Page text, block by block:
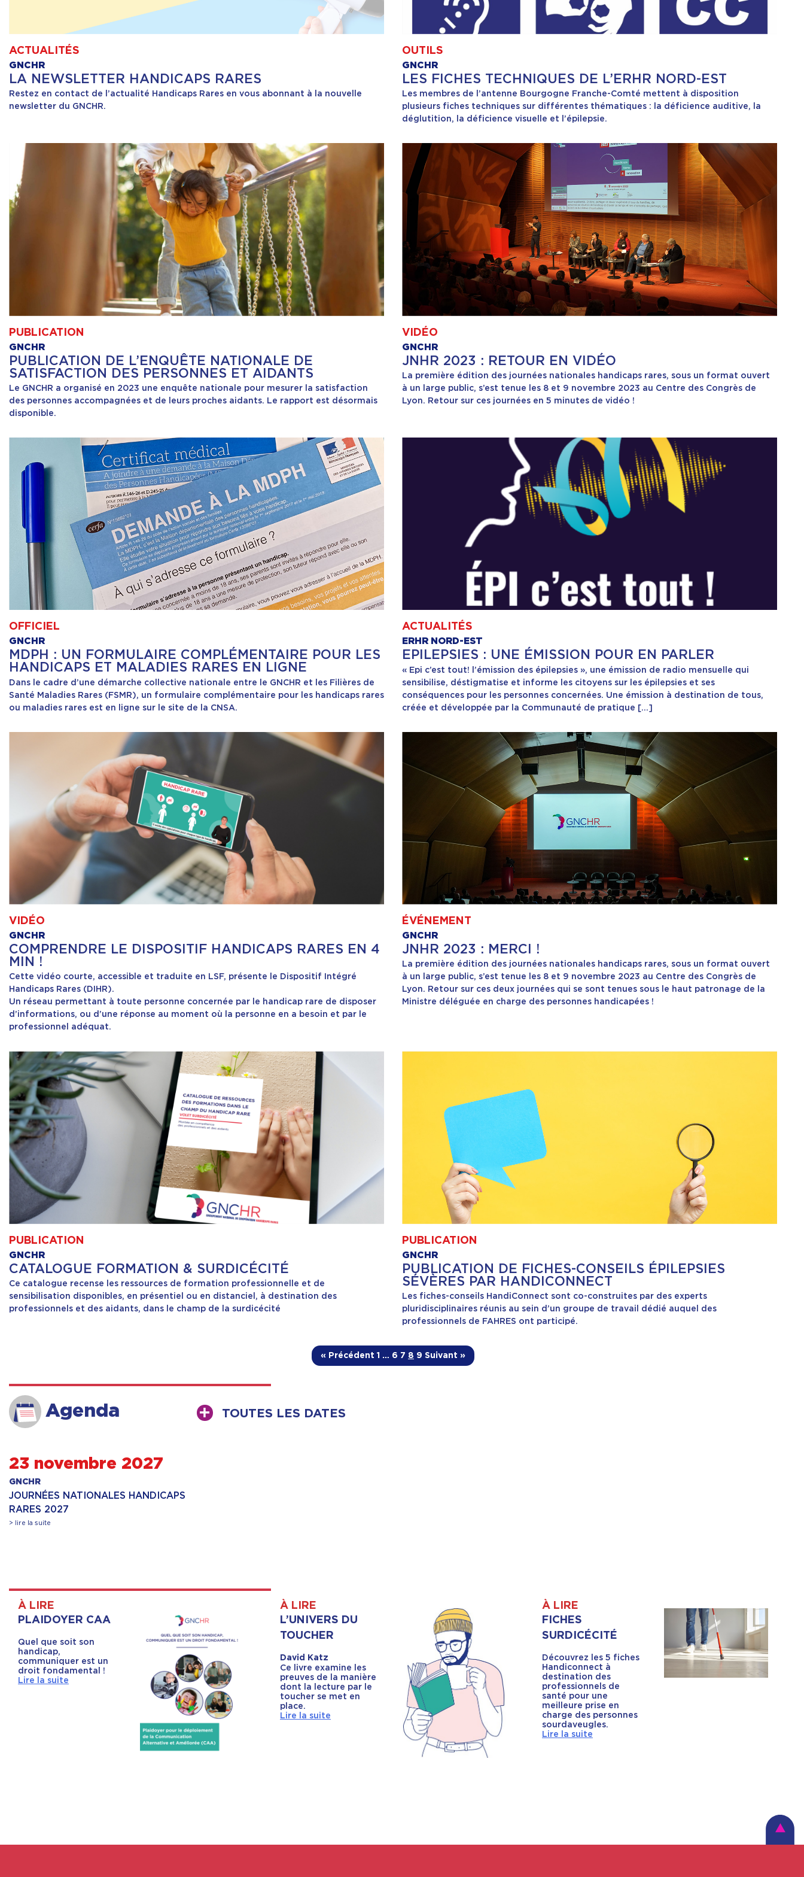
ACTUALITÉS
GNCHR
LA NEWSLETTER HANDICAPS RARES
Restez en contact de l’actualité Handicaps Rares en vous abonnant à la nouvelle
newsletter du GNCHR.
OUTILS
GNCHR
LES FICHES TECHNIQUES DE L’ERHR NORD-EST
Les membres de l’antenne Bourgogne Franche-Comté mettent à disposition
plusieurs fiches techniques sur différentes thématiques : la déficience auditive, la
déglutition, la déficience visuelle et l’épilepsie.
PUBLICATION
GNCHR
PUBLICATION DE L’ENQUÊTE NATIONALE DE
SATISFACTION DES PERSONNES ET AIDANTS
Le GNCHR a organisé en 2023 une enquête nationale pour mesurer la satisfaction
des personnes accompagnées et de leurs proches aidants. Le rapport est désormais
disponible.
VIDÉO
GNCHR
JNHR 2023 : RETOUR EN VIDÉO
La première édition des journées nationales handicaps rares, sous un format ouvert
à un large public, s’est tenue les 8 et 9 novembre 2023 au Centre des Congrès de
Lyon. Retour sur ces journées en 5 minutes de vidéo !
OFFICIEL
GNCHR
MDPH : UN FORMULAIRE COMPLÉMENTAIRE POUR LES
HANDICAPS ET MALADIES RARES EN LIGNE
Dans le cadre d’une démarche collective nationale entre le GNCHR et les Filières de
Santé Maladies Rares (FSMR), un formulaire complémentaire pour les handicaps rares
ou maladies rares est en ligne sur le site de la CNSA.
ACTUALITÉS
ERHR NORD-EST
EPILEPSIES : UNE ÉMISSION POUR EN PARLER
« Epi c’est tout! l’émission des épilepsies », une émission de radio mensuelle qui
sensibilise, déstigmatise et informe les citoyens sur les épilepsies et ses
conséquences pour les personnes concernées. Une émission à destination de tous,
créée et développée par la Communauté de pratique […]
VIDÉO
GNCHR
COMPRENDRE LE DISPOSITIF HANDICAPS RARES EN 4
MIN !
Cette vidéo courte, accessible et traduite en LSF, présente le Dispositif Intégré
Handicaps Rares (DIHR).
Un réseau permettant à toute personne concernée par le handicap rare de disposer
d’informations, ou d’une réponse au moment où la personne en a besoin et par le
professionnel adéquat.
ÉVÉNEMENT
GNCHR
JNHR 2023 : MERCI !
La première édition des journées nationales handicaps rares, sous un format ouvert
à un large public, s’est tenue les 8 et 9 novembre 2023 au Centre des Congrès de
Lyon. Retour sur ces deux journées qui se sont tenues sous le haut patronage de la
Ministre déléguée en charge des personnes handicapées !
PUBLICATION
GNCHR
CATALOGUE FORMATION & SURDICÉCITÉ
Ce catalogue recense les ressources de formation professionnelle et de
sensibilisation disponibles, en présentiel ou en distanciel, à destination des
professionnels et des aidants, dans le champ de la surdicécité
PUBLICATION
GNCHR
PUBLICATION DE FICHES-CONSEILS ÉPILEPSIES
SÉVÈRES PAR HANDICONNECT
Les fiches-conseils HandiConnect sont co-construites par des experts
pluridisciplinaires réunis au sein d’un groupe de travail dédié auquel des
professionnels de FAHRES ont participé.
« Précédent 1 … 6 7 8 9 Suivant »
Agenda TOUTES LES DATES
23 novembre 2027
GNCHR
JOURNÉES NATIONALES HANDICAPS
RARES 2027
> lire la suite
À LIRE
PLAIDOYER CAA
Quel que soit son
handicap,
communiquer est un
droit fondamental !
Lire la suite
À LIRE
L’UNIVERS DU
TOUCHER
David Katz
Ce livre examine les
preuves de la manière
dont la lecture par le
toucher se met en
place.
Lire la suite
À LIRE
FICHES
SURDICÉCITÉ
Découvrez les 5 fiches
Handiconnect à
destination des
professionnels de
santé pour une
meilleure prise en
charge des personnes
sourdaveugles.
Lire la suite